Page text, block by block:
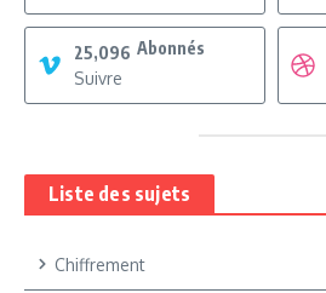
25,096 Abonnés
Suivre
Liste des sujets
Chiffrement